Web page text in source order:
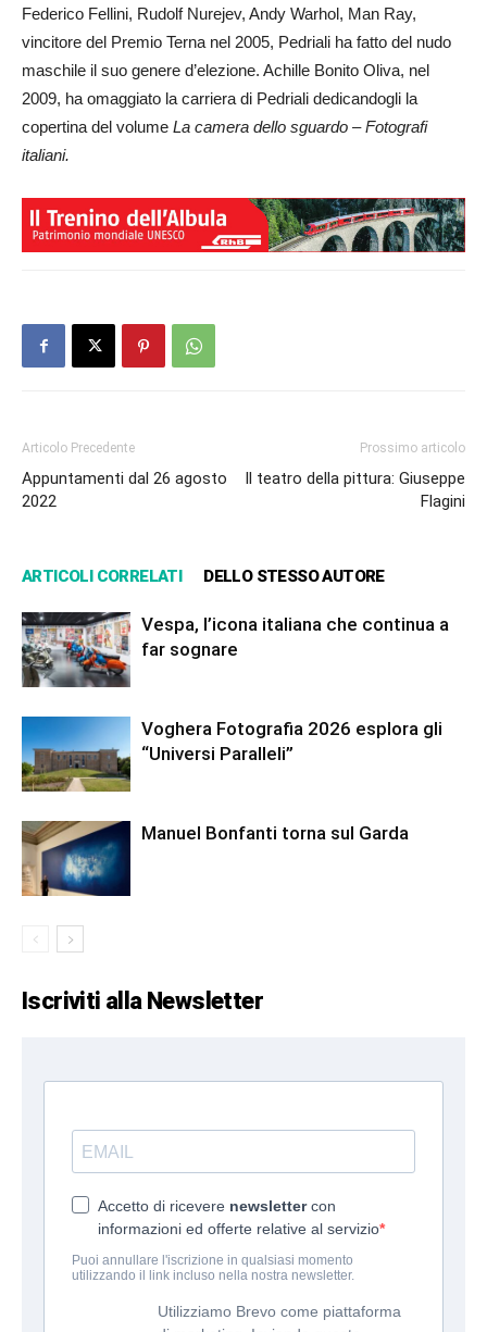
Federico Fellini, Rudolf Nurejev, Andy Warhol, Man Ray,
vincitore del Premio Terna nel 2005, Pedriali ha fatto del nudo
maschile il suo genere d’elezione. Achille Bonito Oliva, nel
2009, ha omaggiato la carriera di Pedriali dedicandogli la
copertina del volume La camera dello sguardo – Fotografi
italiani.
Articolo Precedente
Appuntamenti dal 26 agosto
2022
Prossimo articolo
Il teatro della pittura: Giuseppe
Flagini
ARTICOLI CORRELATI DELLO STESSO AUTORE
Vespa, l’icona italiana che continua a
far sognare
Voghera Fotografia 2026 esplora gli
“Universi Paralleli”
Manuel Bonfanti torna sul Garda
Iscriviti alla Newsletter